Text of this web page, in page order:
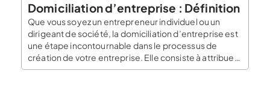
Domiciliation d’entreprise : Définition
Que vous soyez un entrepreneur individuel ou un
dirigeant de société, la domiciliation d’entreprise est
une étape incontournable dans le processus de
création de votre entreprise. Elle consiste à attribuer
une adresse à votre société, qui sera utilisée à des